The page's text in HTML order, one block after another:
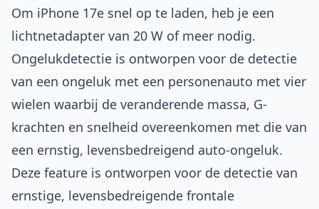
Om iPhone 17e snel op te laden, heb je een
lichtnetadapter van 20 W of meer nodig.
Ongelukdetectie is ontworpen voor de detectie
van een ongeluk met een personenauto met vier
wielen waarbij de veranderende massa, G-
krachten en snelheid overeenkomen met die van
een ernstig, levensbedreigend auto-ongeluk.
Deze feature is ontworpen voor de detectie van
ernstige, levensbedreigende frontale